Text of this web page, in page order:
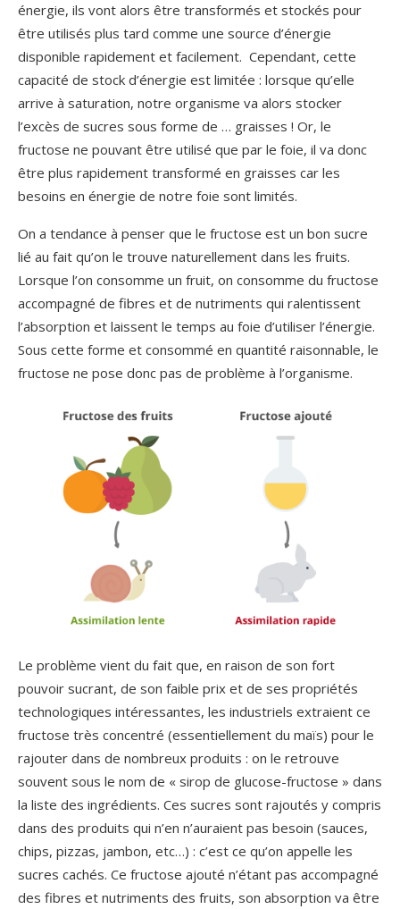
énergie, ils vont alors être transformés et stockés pour
être utilisés plus tard comme une source d’énergie
disponible rapidement et facilement. Cependant, cette
capacité de stock d’énergie est limitée : lorsque qu’elle
arrive à saturation, notre organisme va alors stocker
l’excès de sucres sous forme de … graisses ! Or, le
fructose ne pouvant être utilisé que par le foie, il va donc
être plus rapidement transformé en graisses car les
besoins en énergie de notre foie sont limités.
On a tendance à penser que le fructose est un bon sucre
lié au fait qu’on le trouve naturellement dans les fruits.
Lorsque l’on consomme un fruit, on consomme du fructose
accompagné de fibres et de nutriments qui ralentissent
l’absorption et laissent le temps au foie d’utiliser l’énergie.
Sous cette forme et consommé en quantité raisonnable, le
fructose ne pose donc pas de problème à l’organisme.
Le problème vient du fait que, en raison de son fort
pouvoir sucrant, de son faible prix et de ses propriétés
technologiques intéressantes, les industriels extraient ce
fructose très concentré (essentiellement du maïs) pour le
rajouter dans de nombreux produits : on le retrouve
souvent sous le nom de « sirop de glucose-fructose » dans
la liste des ingrédients. Ces sucres sont rajoutés y compris
dans des produits qui n’en n’auraient pas besoin (sauces,
chips, pizzas, jambon, etc…) : c’est ce qu’on appelle les
sucres cachés. Ce fructose ajouté n’étant pas accompagné
des fibres et nutriments des fruits, son absorption va être